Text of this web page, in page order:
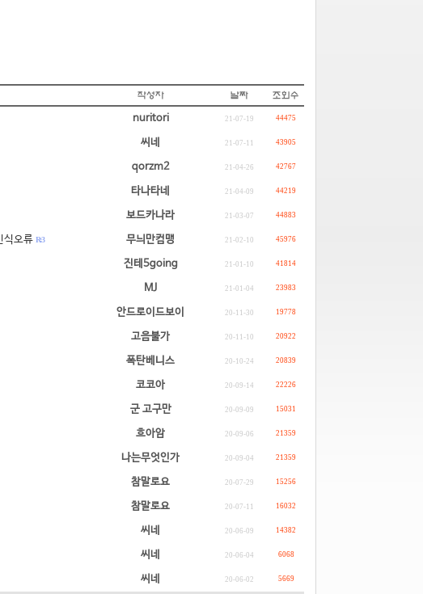
nuritori 21-07-19 44475
씨네 21-07-11 43905
qorzm2 21-04-26 42767
타나타네 21-04-09 44219
보드카나라 21-03-07 44883
식오류 R: 3 무늬만컴맹 21-02-10 45976
진테5going 21-01-10 41814
MJ 21-01-04 23983
안드로이드보이 20-11-30 19778
고음불가 20-11-10 20922
폭탄베니스 20-10-24 20839
코코아 20-09-14 22226
군 고구만 20-09-09 15031
흐아암 20-09-06 21359
나는무엇인가 20-09-04 21359
참말로요 20-07-29 15256
참말로요 20-07-11 16032
씨네 20-06-09 14382
씨네 20-06-04 6068
씨네 20-06-02 5669